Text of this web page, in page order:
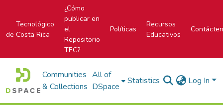
Tecnológico
de Costa Rica
¿Cómo
publicar en
el
Repositorio
TEC?
Políticas
Recursos
Educativos
Communities
& Collections
All of
DSpace
Statistics Log In